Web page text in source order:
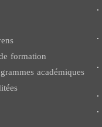
formation
académiques